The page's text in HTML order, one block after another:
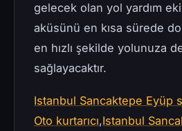
gelecek olan yol yardım
aküsünü en kısa sürede
en hızlı şekilde yolunuza
sağlayacaktır.
Istanbul Sancaktepe Eyüp
Oto kurtarıcı,Istanbul